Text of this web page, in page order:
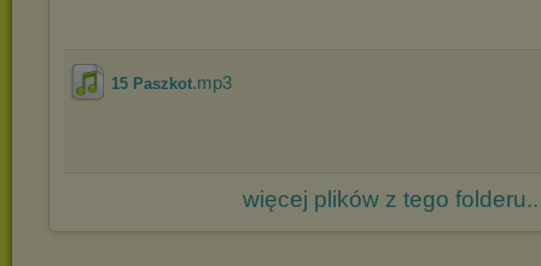
15 Paszkot.mp3
więcej plików z tego